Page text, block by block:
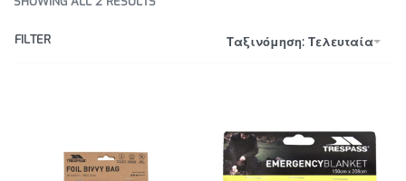
Ταξινόμηση: Τελευταία
FILTER